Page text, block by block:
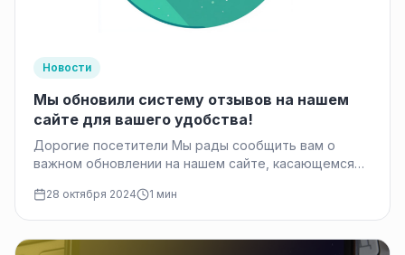
Новости
Мы обновили систему отзывов на нашем
сайте для вашего удобства!
Дорогие посетители Мы рады сообщить вам о
важном обновлении на нашем сайте, касающемся
28 октября 2024 1 мин